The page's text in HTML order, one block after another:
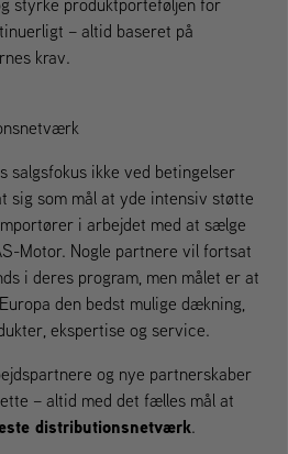
styrke produktporteføljen for
– altid baseret på
krav.
salgsfokus ikke ved betingelser
sig som mål at yde intensiv støtte
i arbejdet med at sælge
Motor. Nogle partnere vil fortsat
i deres program, men målet er at
den bedst mulige dækning,
ekspertise og service.
og nye partnerskaber
– altid med det fælles mål at
distributionsnetværk.